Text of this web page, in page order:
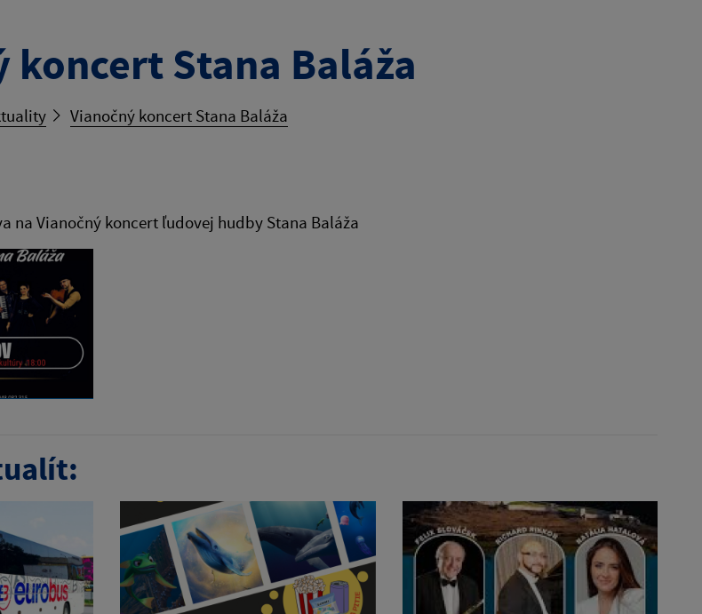
koncert Stana Baláža
Vianočný koncert Stana Baláža
na Vianočný koncert ľudovej hudby Stana Baláža